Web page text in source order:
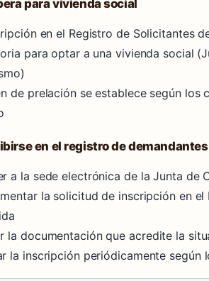
para vivienda social
en el Registro de Solicitantes
para optar a una vivienda social
de prelación se establece según
en el registro de demandantes
a la sede electrónica de la Junta de
la solicitud de inscripción en
la documentación que acredite la
la inscripción periódicamente según